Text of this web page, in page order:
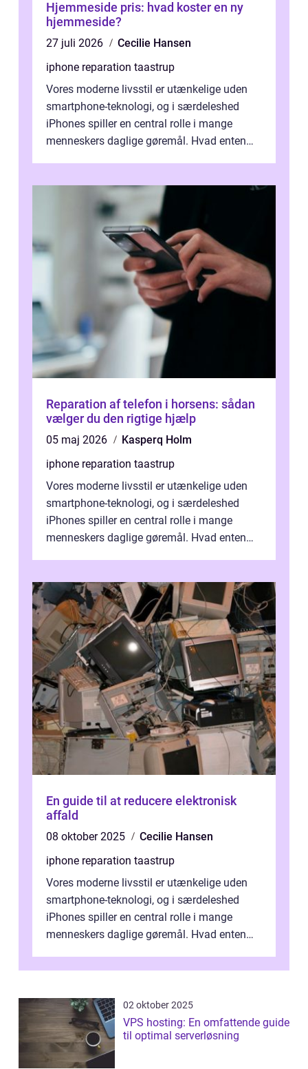
Hjemmeside pris: hvad koster en ny
hjemmeside?
27 juli 2026
Cecilie Hansen
iphone reparation taastrup
Vores moderne livsstil er utænkelige uden
smartphone-teknologi, og i særdeleshed
iPhones spiller en central rolle i mange
menneskers daglige gøremål. Hvad enten
Reparation af telefon i horsens: sådan
vælger du den rigtige hjælp
05 maj 2026
Kasperq Holm
iphone reparation taastrup
Vores moderne livsstil er utænkelige uden
smartphone-teknologi, og i særdeleshed
iPhones spiller en central rolle i mange
menneskers daglige gøremål. Hvad enten
En guide til at reducere elektronisk
affald
08 oktober 2025
Cecilie Hansen
iphone reparation taastrup
Vores moderne livsstil er utænkelige uden
smartphone-teknologi, og i særdeleshed
iPhones spiller en central rolle i mange
menneskers daglige gøremål. Hvad enten
02 oktober 2025
VPS hosting: En omfattende guide
til optimal serverløsning